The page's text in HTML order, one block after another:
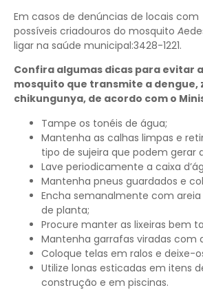
Em casos de denúncias de locais com
possíveis criadouros do mosquito A
ligar na saúde municipal:3428-1221.
Confira algumas dicas para evitar
mosquito que transmite a dengue,
chikungunya, de acordo com o
Tampe os tonéis de água;
Mantenha as calhas limpas e
tipo de sujeira que podem gerar
Lave periodicamente a caixa
Mantenha pneus guardados e
Encha semanalmente com areia
de planta;
Procure manter as lixeiras bem
Mantenha garrafas viradas com
Coloque telas em ralos e deixe-
Utilize lonas esticadas em itens
construção e em piscinas.